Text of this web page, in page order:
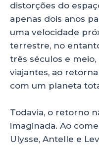
distorções do
apenas dois anos
uma velocidade
terrestre, no
três séculos e
viajantes, ao
com um planeta
Todavia, o retorno
imaginada. Ao
Ulysse, Antelle e